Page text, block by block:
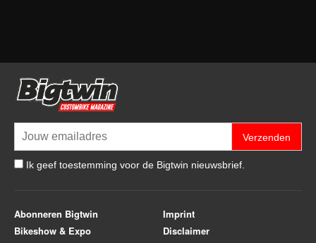
Verzenden
Ik geef toestemming voor de Bigtwin nieuwsbrief.
Abonneren Bigtwin
Bikeshow & Expo
Imprint
Disclaimer